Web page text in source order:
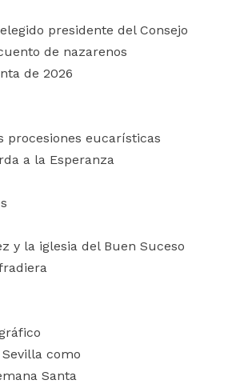
presidente del Consejo
de nazarenos
de 2026
procesiones eucarísticas
a la Esperanza
y la iglesia del Buen Suceso
como
Santa